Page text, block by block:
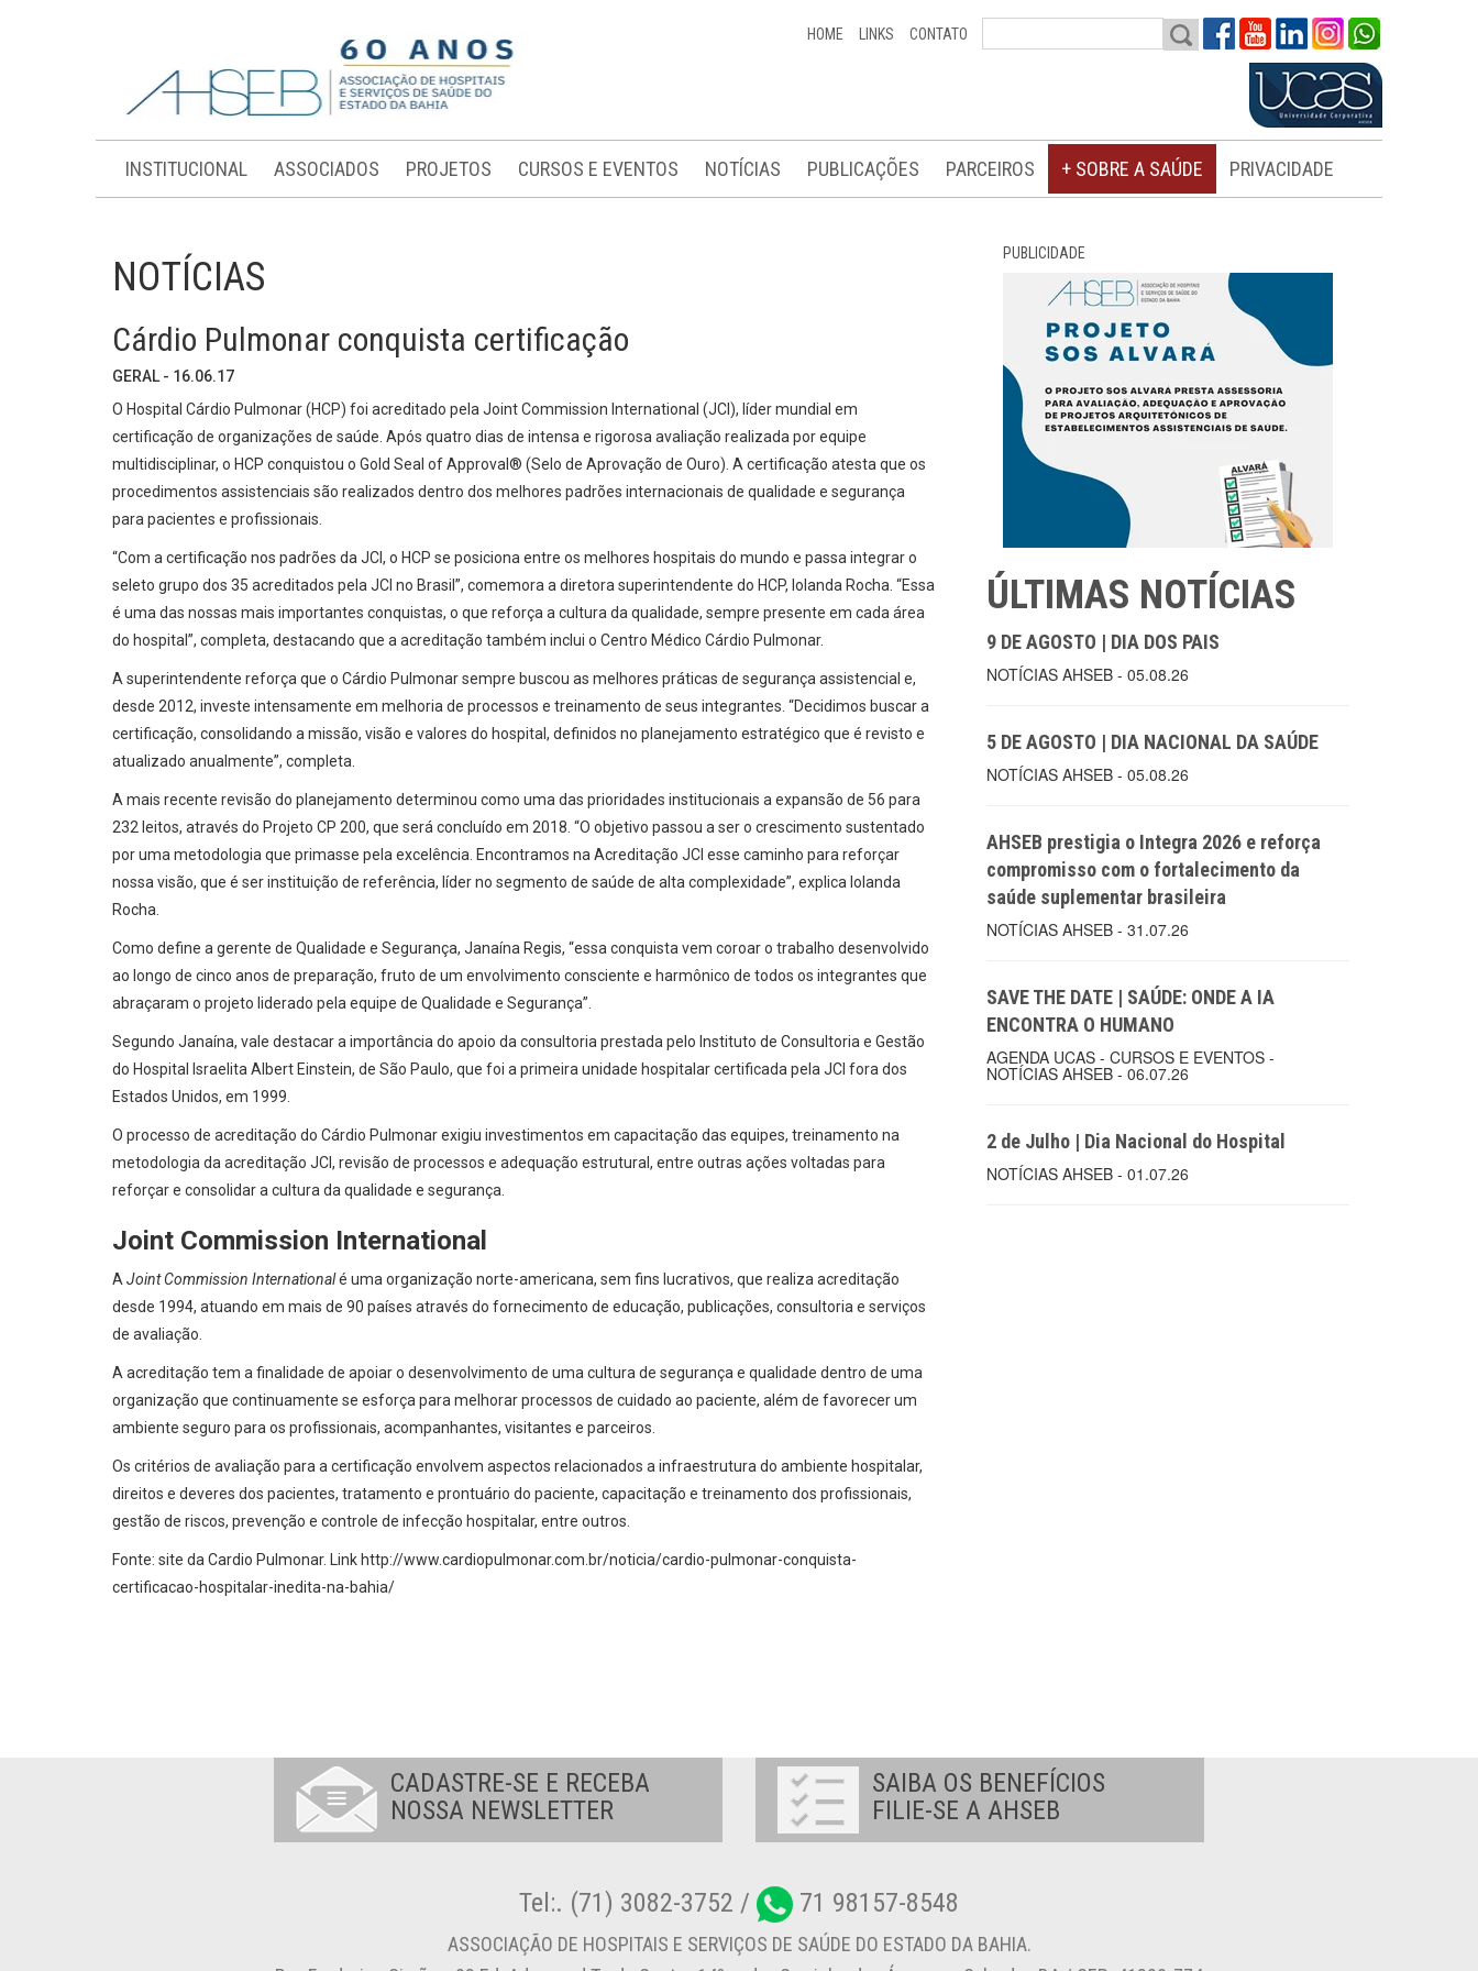
HOME LINKS CONTATO
INSTITUCIONAL ASSOCIADOS PROJETOS CURSOS E EVENTOS NOTÍCIAS PUBLICAÇÕES PARCEIROS + SOBRE A SAÚDE PRIVACIDADE
NOTÍCIAS
Cárdio Pulmonar conquista certificação
GERAL - 16.06.17
O Hospital Cárdio Pulmonar (HCP) foi acreditado pela Joint Commission International (JCI), líder mundial em
certificação de organizações de saúde. Após quatro dias de intensa e rigorosa avaliação realizada por equipe
multidisciplinar, o HCP conquistou o Gold Seal of Approval® (Selo de Aprovação de Ouro). A certificação atesta que os
procedimentos assistenciais são realizados dentro dos melhores padrões internacionais de qualidade e segurança
para pacientes e profissionais.
“Com a certificação nos padrões da JCI, o HCP se posiciona entre os melhores hospitais do mundo e passa integrar o
seleto grupo dos 35 acreditados pela JCI no Brasil”, comemora a diretora superintendente do HCP, Iolanda Rocha. “Essa
é uma das nossas mais importantes conquistas, o que reforça a cultura da qualidade, sempre presente em cada área
do hospital”, completa, destacando que a acreditação também inclui o Centro Médico Cárdio Pulmonar.
A superintendente reforça que o Cárdio Pulmonar sempre buscou as melhores práticas de segurança assistencial e,
desde 2012, investe intensamente em melhoria de processos e treinamento de seus integrantes. “Decidimos buscar a
certificação, consolidando a missão, visão e valores do hospital, definidos no planejamento estratégico que é revisto e
atualizado anualmente”, completa.
A mais recente revisão do planejamento determinou como uma das prioridades institucionais a expansão de 56 para
232 leitos, através do Projeto CP 200, que será concluído em 2018. “O objetivo passou a ser o crescimento sustentado
por uma metodologia que primasse pela excelência. Encontramos na Acreditação JCI esse caminho para reforçar
nossa visão, que é ser instituição de referência, líder no segmento de saúde de alta complexidade”, explica Iolanda
Rocha.
Como define a gerente de Qualidade e Segurança, Janaína Regis, “essa conquista vem coroar o trabalho desenvolvido
ao longo de cinco anos de preparação, fruto de um envolvimento consciente e harmônico de todos os integrantes que
abraçaram o projeto liderado pela equipe de Qualidade e Segurança”.
Segundo Janaína, vale destacar a importância do apoio da consultoria prestada pelo Instituto de Consultoria e Gestão
do Hospital Israelita Albert Einstein, de São Paulo, que foi a primeira unidade hospitalar certificada pela JCI fora dos
Estados Unidos, em 1999.
O processo de acreditação do Cárdio Pulmonar exigiu investimentos em capacitação das equipes, treinamento na
metodologia da acreditação JCI, revisão de processos e adequação estrutural, entre outras ações voltadas para
reforçar e consolidar a cultura da qualidade e segurança.
Joint Commission International
A Joint Commission Internationalé uma organização norte-americana, sem fins lucrativos, que realiza acreditação
desde 1994, atuando em mais de 90 países através do fornecimento de educação, publicações, consultoria e serviços
de avaliação.
A acreditação tem a finalidade de apoiar o desenvolvimento de uma cultura de segurança e qualidade dentro de uma
organização que continuamente se esforça para melhorar processos de cuidado ao paciente, além de favorecer um
ambiente seguro para os profissionais, acompanhantes, visitantes e parceiros.
Os critérios de avaliação para a certificação envolvem aspectos relacionados a infraestrutura do ambiente hospitalar,
direitos e deveres dos pacientes, tratamento e prontuário do paciente, capacitação e treinamento dos profissionais,
gestão de riscos, prevenção e controle de infecção hospitalar, entre outros.
Fonte: site da Cardio Pulmonar. Link http://www.cardiopulmonar.com.br/noticia/cardio-pulmonar-conquista-
certificacao-hospitalar-inedita-na-bahia/
PUBLICIDADE
ÚLTIMAS NOTÍCIAS
9 DE AGOSTO | DIA DOS PAIS
NOTÍCIAS AHSEB - 05.08.26
5 DE AGOSTO | DIA NACIONAL DA SAÚDE
NOTÍCIAS AHSEB - 05.08.26
AHSEB prestigia o Integra 2026 e reforça
compromisso com o fortalecimento da
saúde suplementar brasileira
NOTÍCIAS AHSEB - 31.07.26
SAVE THE DATE | SAÚDE: ONDE A IA
ENCONTRA O HUMANO
AGENDA UCAS - CURSOS E EVENTOS -
NOTÍCIAS AHSEB - 06.07.26
2 de Julho | Dia Nacional do Hospital
NOTÍCIAS AHSEB - 01.07.26
CADASTRE-SE E RECEBA
NOSSA NEWSLETTER
SAIBA OS BENEFÍCIOS
FILIE-SE A AHSEB
Tel:. (71) 3082-3752 / 71 98157-8548
ASSOCIAÇÃO DE HOSPITAIS E SERVIÇOS DE SAÚDE DO ESTADO DA BAHIA.